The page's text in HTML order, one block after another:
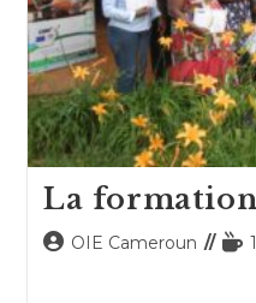
La formation
Auteur/autrice
OIE Cameroun